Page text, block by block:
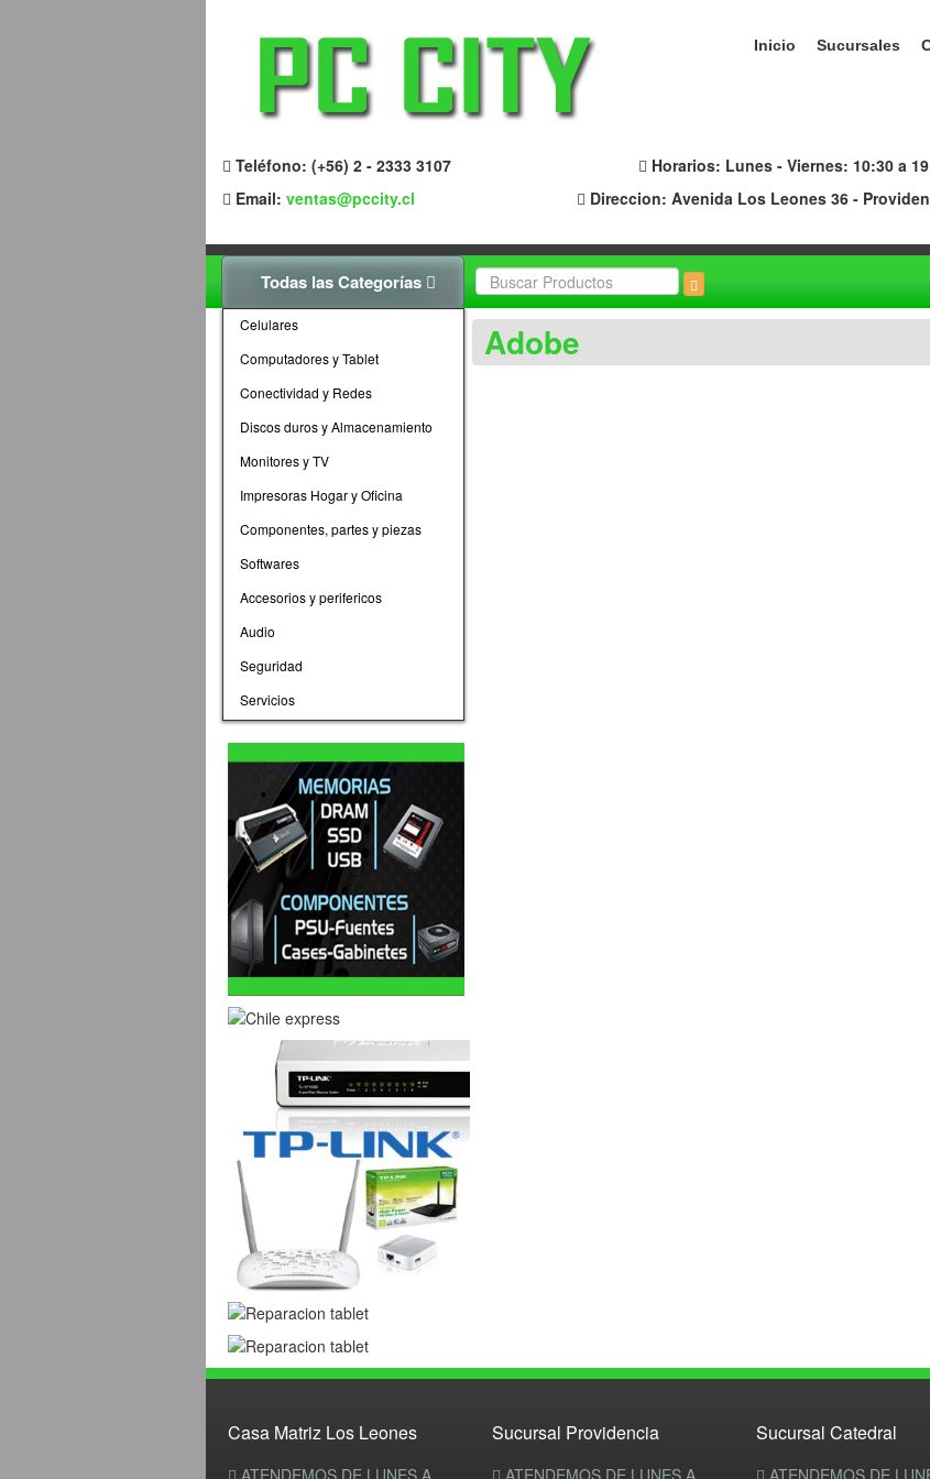
Inicio Sucursales
Teléfono: (+56) 2 - 2333 3107
Horarios: Lunes - Viernes: 10:30 a
Email: ventas@pccity.cl Direccion: Avenida Los Leones 36 -
Todas las Categorías
Celulares
Computadores y Tablet
Conectividad y Redes
Discos duros y Almacenamiento
Monitores y TV
Impresoras Hogar y Oficina
Componentes, partes y piezas
Softwares
Accesorios y perifericos
Audio
Seguridad
Servicios
Adobe
Casa Matriz Los Leones
ATENDEMOS DE LUNES A
Sucursal Providencia
ATENDEMOS DE LUNES A
Sucursal Catedral
ATENDEMOS DE